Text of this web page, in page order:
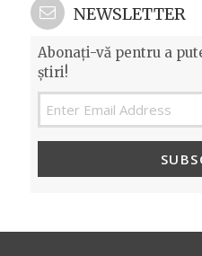
NEWSLETTER
Abonați-vă pentru a
știri!